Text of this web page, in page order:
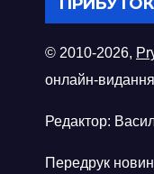
© 2010-2026,
онлайн-
Редактор:
Передрук